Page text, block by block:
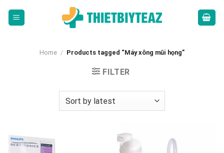
Home / Products tagged “Máy xông mũi họng”
FILTER